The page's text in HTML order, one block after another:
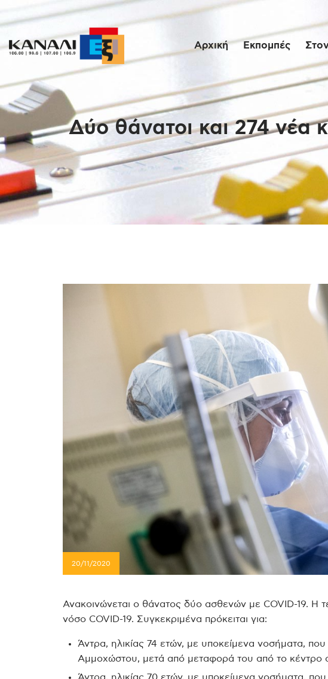
Αρχική Εκπομπές
Δύο θάνατοι και 274 νέα
Στον
μέρας
Links
20/11/2020
Ανακοινώνεται ο θάνατος δύο ασθενών με COVID-19. Η
νόσο COVID-19. Συγκεκριμένα πρόκειται για:
Άντρα, ηλικίας 74 ετών, με υποκείμενα νοσήματα,
Αμμοχώστου, μετά από μεταφορά του από το κέντρο